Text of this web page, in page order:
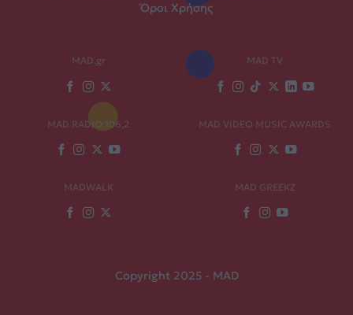
Όροι Χρήσης
MAD.gr MAD TV
MAD RADIO 106,2 MAD VIDEO MUSIC AWARDS
MADWALK MAD GREEKZ
Copyright 2025 - MAD